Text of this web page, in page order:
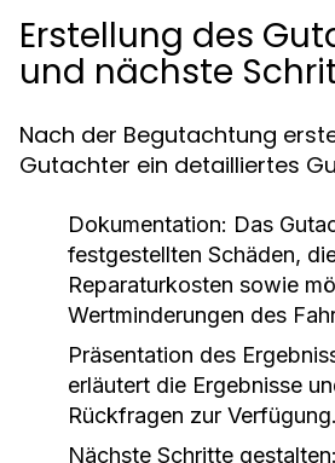
Erstellung des
und nächste
Nach der Begutachtung
Gutachter ein detailliertes
Dokumentation: Das
festgestellten Schäden,
Reparaturkosten sowie
Wertminderungen des
Präsentation des
erläutert die Ergebnisse
Rückfragen zur Verfügung.
Nächste Schritte gestalten: